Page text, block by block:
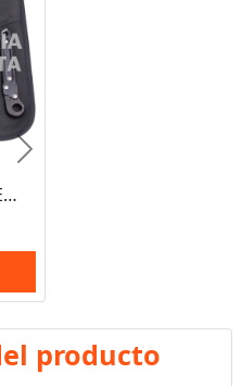
3800A JUEGO DE 7 LLAVES ABOCINADAS RAPIDAS 3812, 3814, 3816, 3818, 3820, 3822, 3824, URREA
Siguiente
producto